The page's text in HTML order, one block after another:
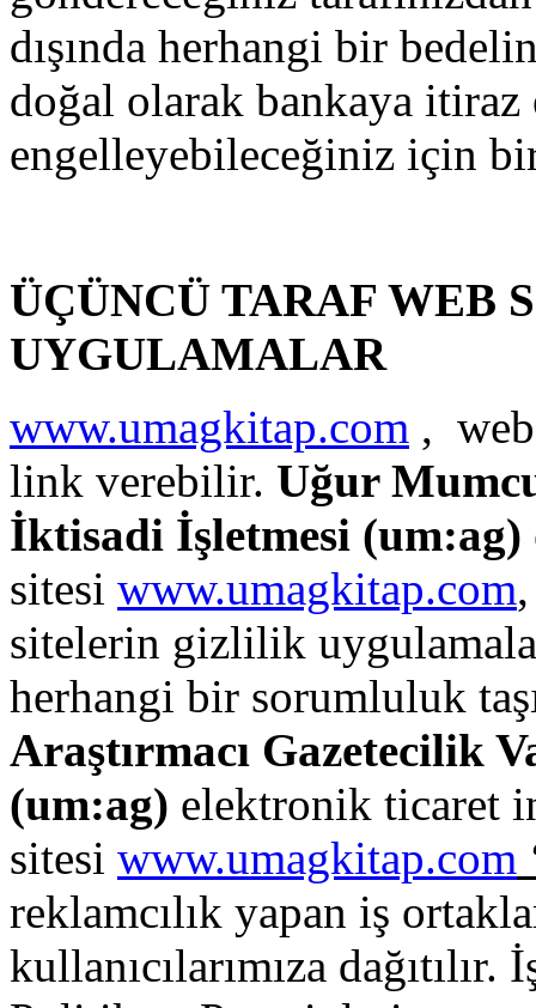
dışında herhangi bir
doğal olarak bankaya
engelleyebileceğiniz için
ÜÇÜNCÜ TARAF WEB
UYGULAMALAR
www.umagkitap.com ,
link verebilir. Uğur
İktisadi İşletmesi (um:ag)
sitesi www.umagkitap.com
sitelerin gizlilik
herhangi bir sorumluluk
Araştırmacı Gazetecilik
(um:ag) elektronik ticaret
sitesi www.umagkitap.com
reklamcılık yapan iş
kullanıcılarımıza